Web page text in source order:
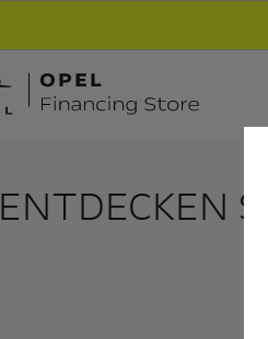
ENTDECKEN